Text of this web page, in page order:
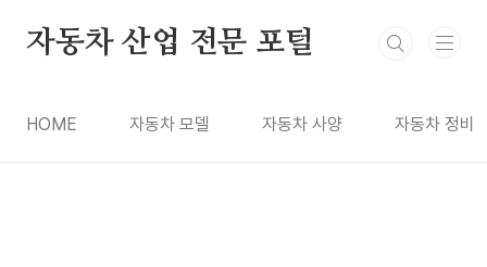
자동차 산업 전문 포털
HOME 자동차 모델 자동차 사양 자동차 정비